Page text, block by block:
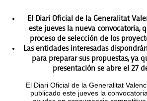
El Diari Oficial de la Generalitat
este jueves la nueva convocatoria,
proceso de selección de los
Las entidades interesadas
para preparar sus propuestas, ya
presentación se abre el 27
El Diari Oficial de la Generalitat
publicado este jueves la